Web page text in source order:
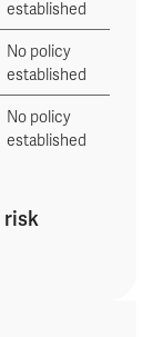
established
No policy
established
No policy
established
risk